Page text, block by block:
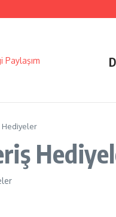
Kıbrıs Barış Harekatı Nasıl Yapıldı
Hediyeler